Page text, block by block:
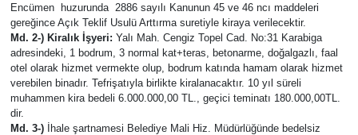
Encümen huzurunda 2886 sayılı Kanunun 45 ve 46 ncı maddeleri
gereğince Açık Teklif Usulü Arttırma suretiyle kiraya verilecektir.
Md. 2-) Kiralık İşyeri: Yalı Mah. Cengiz Topel Cad. No:31 Karabiga
adresindeki, 1 bodrum, 3 normal kat+teras, betonarme, doğalgazlı, faal
otel olarak hizmet vermekte olup, bodrum katında hamam olarak hizmet
verebilen binadır. Tefrişatıyla birlikte kiralanacaktır. 10 yıl süreli
muhammen kira bedeli 6.000.000,00 TL., geçici teminatı 180.000,00TL.
dir.
Md. 3-)İhale şartnamesi Belediye Mali Hiz. Müdürlüğünde bedelsiz
Sağlık